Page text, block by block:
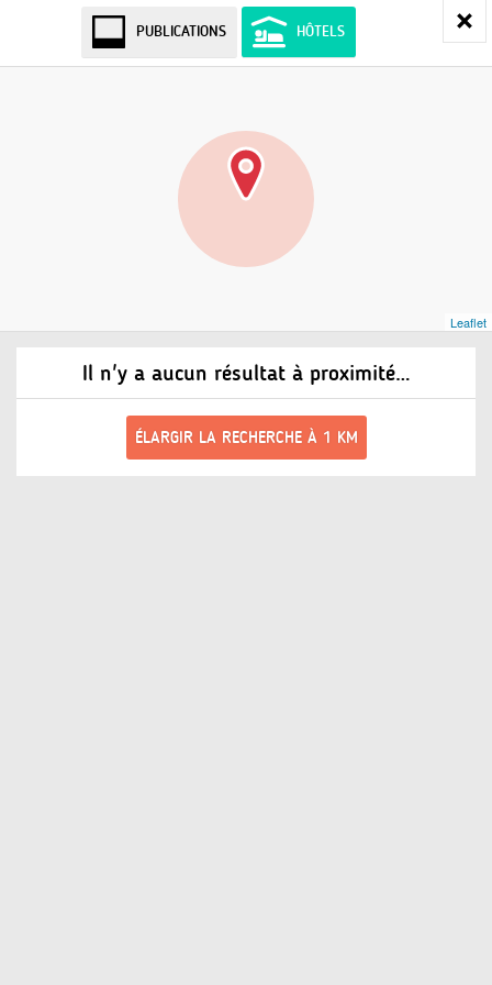
PUBLICATIONS HÔTELS
Il n'y a aucun résultat à proximité…
ÉLARGIR LA RECHERCHE À 1 KM
Leaflet